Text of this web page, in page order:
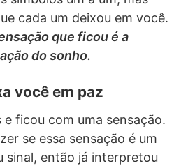
cada um deixou em você.
que ficou é a
do sonho.
você em paz
e ficou com uma sensação.
se essa sensação é um
sinal, então já interpretou